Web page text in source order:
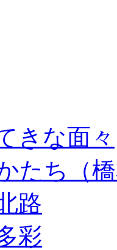
きな面々
たち（
路
彩